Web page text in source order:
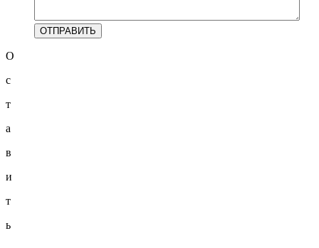
О
с
т
а
в
и
т
ь